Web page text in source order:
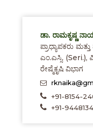
ಡಾ. ರಾಮಕೃಷ್ಣ
ಪ್ರಾಧ್ಯಾಪಕರು
ಎಂ.ಎಸ್ಸಿ.
ರೇಷ್ಮೆಕೃಷಿ ವಿಭಾಗ
+91-8154-
+91-